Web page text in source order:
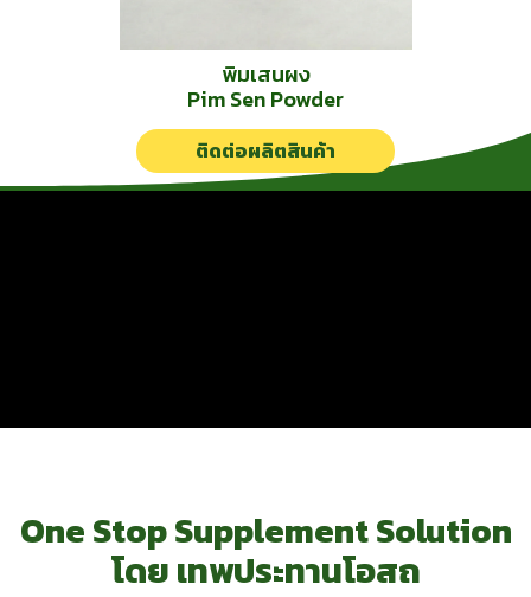
พิมเสนผง
Pim Sen Powder
ติดต่อผลิตสินค้า
One Stop Supplement Solution
โดย เทพประทานโอสถ